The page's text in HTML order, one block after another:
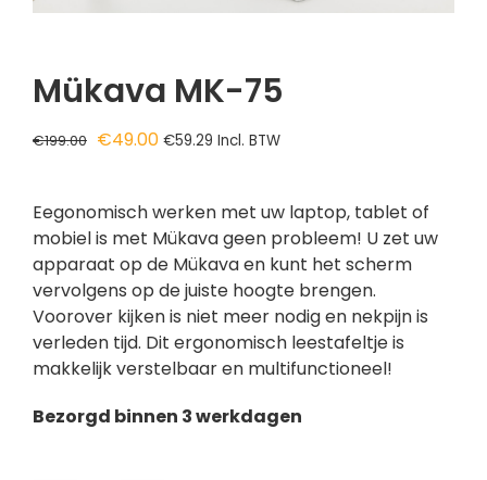
Mükava MK-75
€199.00 Oorspronkelijke
€199.00.
€49.00Huidige
€49.00.
€59.29 Incl. BTW
Eegonomisch werken met uw laptop, tablet of
mobiel is met Mükava geen probleem! U zet uw
apparaat op de Mükava en kunt het scherm
vervolgens op de juiste hoogte brengen.
Voorover kijken is niet meer nodig en nekpijn is
verleden tijd. Dit ergonomisch leestafeltje is
makkelijk verstelbaar en multifunctioneel!
Bezorgd binnen 3 werkdagen